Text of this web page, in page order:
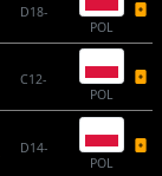
D18-
POL
C12-
POL
D14-
POL